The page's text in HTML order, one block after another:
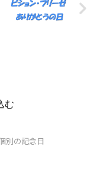
む
別の記念日